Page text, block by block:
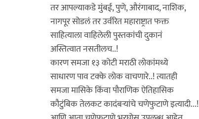
तर आपल्याकडे मुंबई, पुणे, औरंगाबाद, नाशिक,
नागपूर सोडलं तर उर्वरित महाराष्ट्रात फक्त
साहित्याला वाहिलेली पुस्तकांची दुकानं
अस्तित्वात नसतीलच..!
कारण समजा १३ कोटी मराठी लोकांमध्ये
साधारण पाव टक्के लोक वाचणारे..! त्यातही
समजा मासिके किंवा पौराणिक ऐतिहासिक
कौटुंबिक तेलकट कादंबऱ्यांचे चणेफुटाणे इत्यादी...!